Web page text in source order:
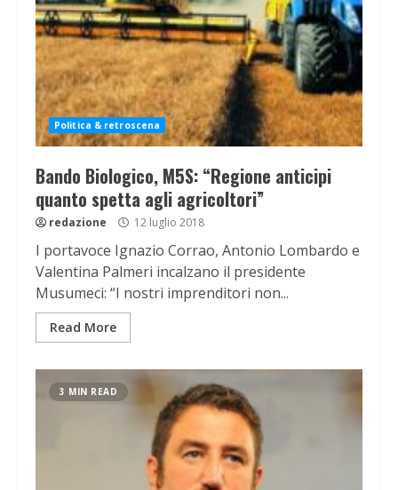
Politica & retroscena
Bando Biologico, M5S: “Regione anticipi
quanto spetta agli agricoltori”
redazione 12 luglio 2018
I portavoce Ignazio Corrao, Antonio Lombardo e
Valentina Palmeri incalzano il presidente
Musumeci: “I nostri imprenditori non...
Read More
3 MIN READ